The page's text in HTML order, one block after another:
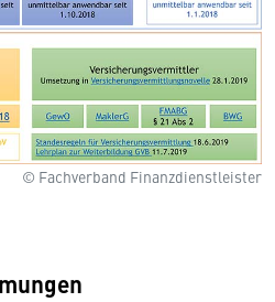
© Fachverband Finanzdienstleister